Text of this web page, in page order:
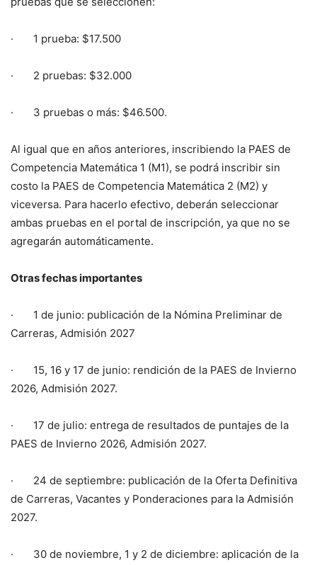
· 1 prueba: $17.500
· 2 pruebas: $32.000
· 3 pruebas o más: $46.500.
Al igual que en años anteriores, inscribiendo la PAES de
Competencia Matemática 1 (M1), se podrá inscribir sin
costo la PAES de Competencia Matemática 2 (M2) y
viceversa. Para hacerlo efectivo, deberán seleccionar
ambas pruebas en el portal de inscripción, ya que no se
agregarán automáticamente.
Otras fechas importantes
· 1 de junio: publicación de la Nómina Preliminar de
Carreras, Admisión 2027
· 15, 16 y 17 de junio: rendición de la PAES de Invierno
2026, Admisión 2027.
· 17 de julio: entrega de resultados de puntajes de la
PAES de Invierno 2026, Admisión 2027.
· 24 de septiembre: publicación de la Oferta Definitiva
de Carreras, Vacantes y Ponderaciones para la Admisión
2027.
· 30 de noviembre, 1 y 2 de diciembre: aplicación de la